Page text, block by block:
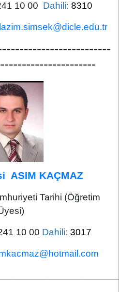
10 00 Dahili: 8310
ASIM KAÇMAZ
Tarihi (Öğretim
10 00 Dahili: 3017